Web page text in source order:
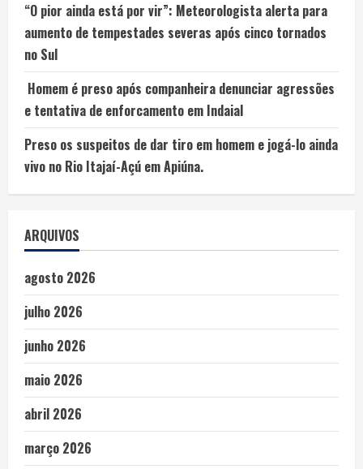
“O pior ainda está por vir”: Meteorologista alerta para
aumento de tempestades severas após cinco tornados
no Sul
Homem é preso após companheira denunciar agressões
e tentativa de enforcamento em Indaial
Preso os suspeitos de dar tiro em homem e jogá-lo ainda
vivo no Rio Itajaí-Açú em Apiúna.
ARQUIVOS
agosto 2026
julho 2026
junho 2026
maio 2026
abril 2026
março 2026